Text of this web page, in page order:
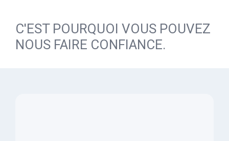
C'EST POURQUOI VOUS POUVEZ
NOUS FAIRE CONFIANCE.